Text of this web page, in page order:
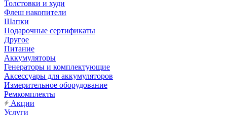
Толстовки и худи
Флеш накопители
Шапки
Подарочные сертификаты
Другое
Питание
Аккумуляторы
Генераторы и комплектующие
Аксессуары для аккумуляторов
Измерительное оборудование
Ремкомплекты
Акции
Услуги